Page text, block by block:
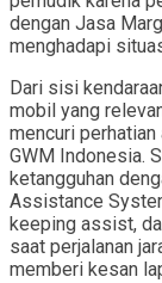
dengan Jasa
menghadapi
Dari sisi
mobil yang
mencuri
GWM Indonesia.
ketangguhan
Assistance
keeping assist,
saat perjalanan
memberi kesan